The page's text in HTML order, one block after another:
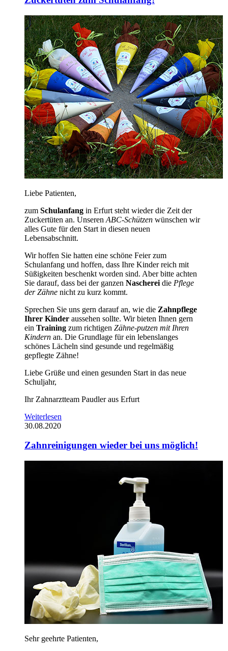
Liebe Patienten,
zum Schulanfang in Erfurt steht wieder die Zeit der
Zuckertüten an. Unseren ABC-Schützen wünschen wir
alles Gute für den Start in diesen neuen
Lebensabschnitt.
Wir hoffen Sie hatten eine schöne Feier zum
Schulanfang und hoffen, dass Ihre Kinder reich mit
Süßigkeiten beschenkt worden sind. Aber bitte achten
Sie darauf, dass bei der ganzen Nascherei die Pflege
der Zähne nicht zu kurz kommt.
Sprechen Sie uns gern darauf an, wie die Zahnpflege
Ihrer Kinder aussehen sollte. Wir bieten Ihnen gern
ein Training zum richtigen Zähne-putzen mit Ihren
Kindern an. Die Grundlage für ein lebenslanges
schönes Lächeln sind gesunde und regelmäßig
gepflegte Zähne!
Liebe Grüße und einen gesunden Start in das neue
Schuljahr,
Ihr Zahnarztteam Paudler aus Erfurt
Weiterlesen
30.08.2020
Zahnreinigungen wieder bei uns möglich!
Sehr geehrte Patienten,